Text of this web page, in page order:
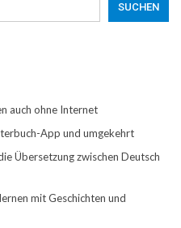
SUCHEN
auch ohne Internet
App und umgekehrt
Übersetzung zwischen Deutsch
mit Geschichten und